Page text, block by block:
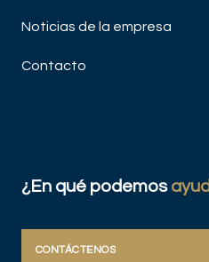
Noticias de la empresa
Contacto
¿En qué podemos
CONTÁCTENOS